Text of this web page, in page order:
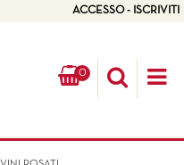
ACCESSO - ISCRIVITI
0